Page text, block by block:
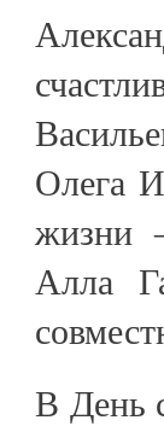
Олега
жизни
Алла
В День